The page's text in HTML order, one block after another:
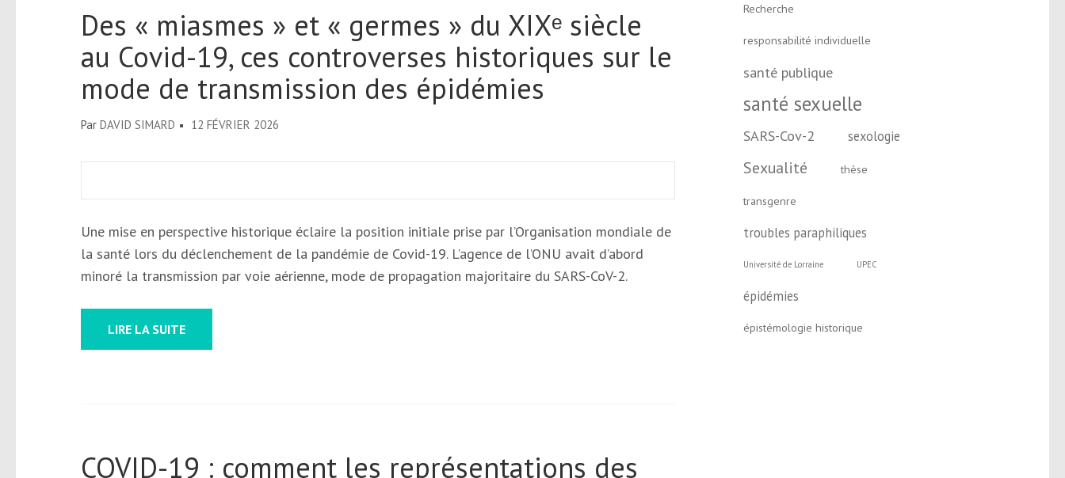
Des « miasmes » et « germes » du XIXᵉ siècle
au Covid-19, ces controverses historiques sur le
mode de transmission des épidémies
Par DAVID SIMARD 12 FÉVRIER 2026
Une mise en perspective historique éclaire la position initiale prise par l’Organisation mondiale de
la santé lors du déclenchement de la pandémie de Covid-19. L’agence de l’ONU avait d’abord
minoré la transmission par voie aérienne, mode de propagation majoritaire du SARS-CoV-2.
LIRE LA SUITE
COVID-19 : comment les représentations des
Recherche
responsabilité individuelle
santé publique
santé sexuelle
SARS-Cov-2 sexologie
Sexualité thèse
transgenre
troubles paraphiliques
Université de Lorraine UPEC
épidémies
épistémologie historique